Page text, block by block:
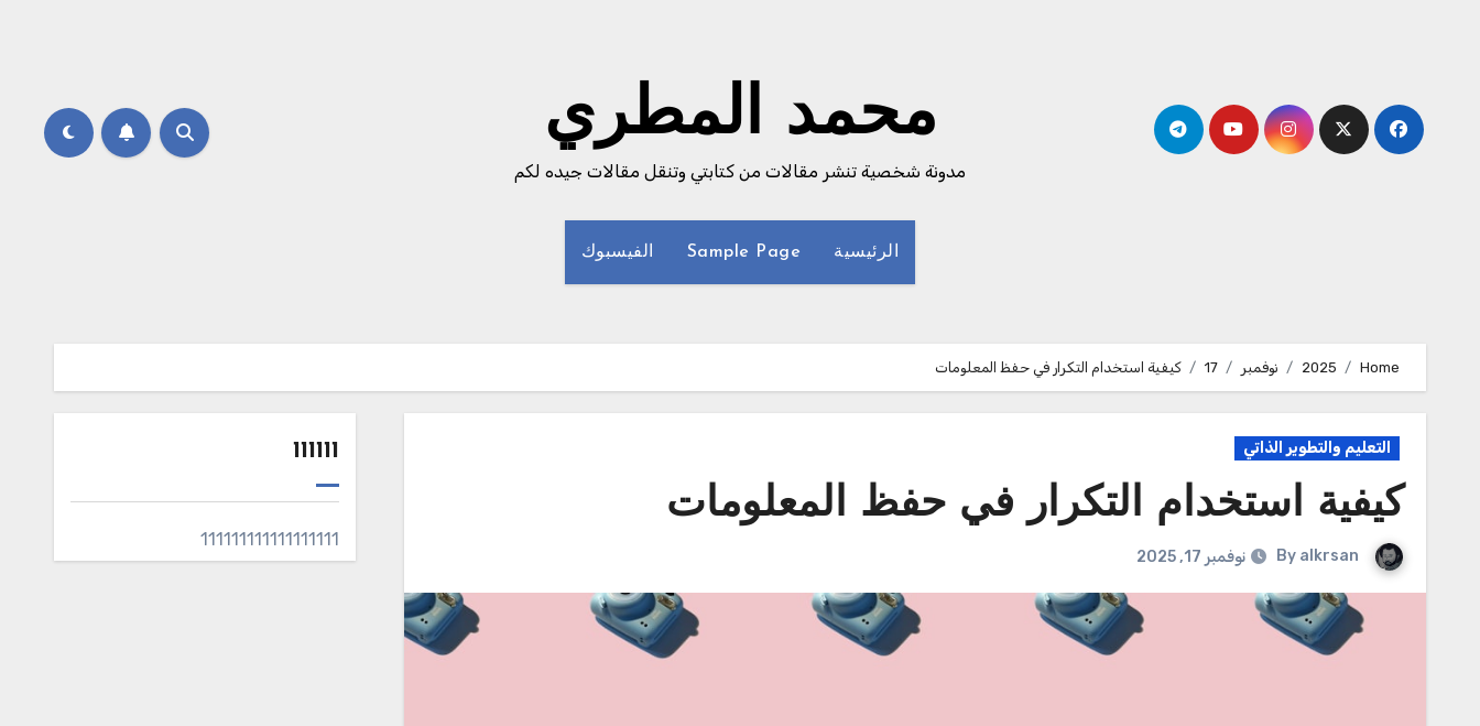
محمد المطري
مدونة شخصية تنشر مقالات من كتابتي وتنقل مقالات جيده لكم
الرئيسية Sample Page الفيسبوك
Home
2025 نوفمبر 17 كيفية استخدام التكرار في حفظ المعلومات
التعليم والتطوير الذاتي
كيفية استخدام التكرار في حفظ المعلومات
By alkrsan نوفمبر 17, 2025
111111
111111111111111111